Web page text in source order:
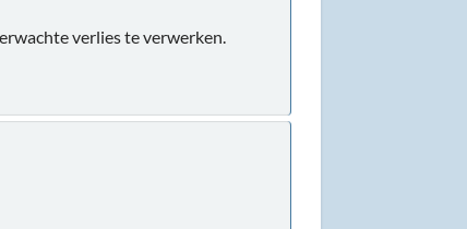
verlies te verwerken.